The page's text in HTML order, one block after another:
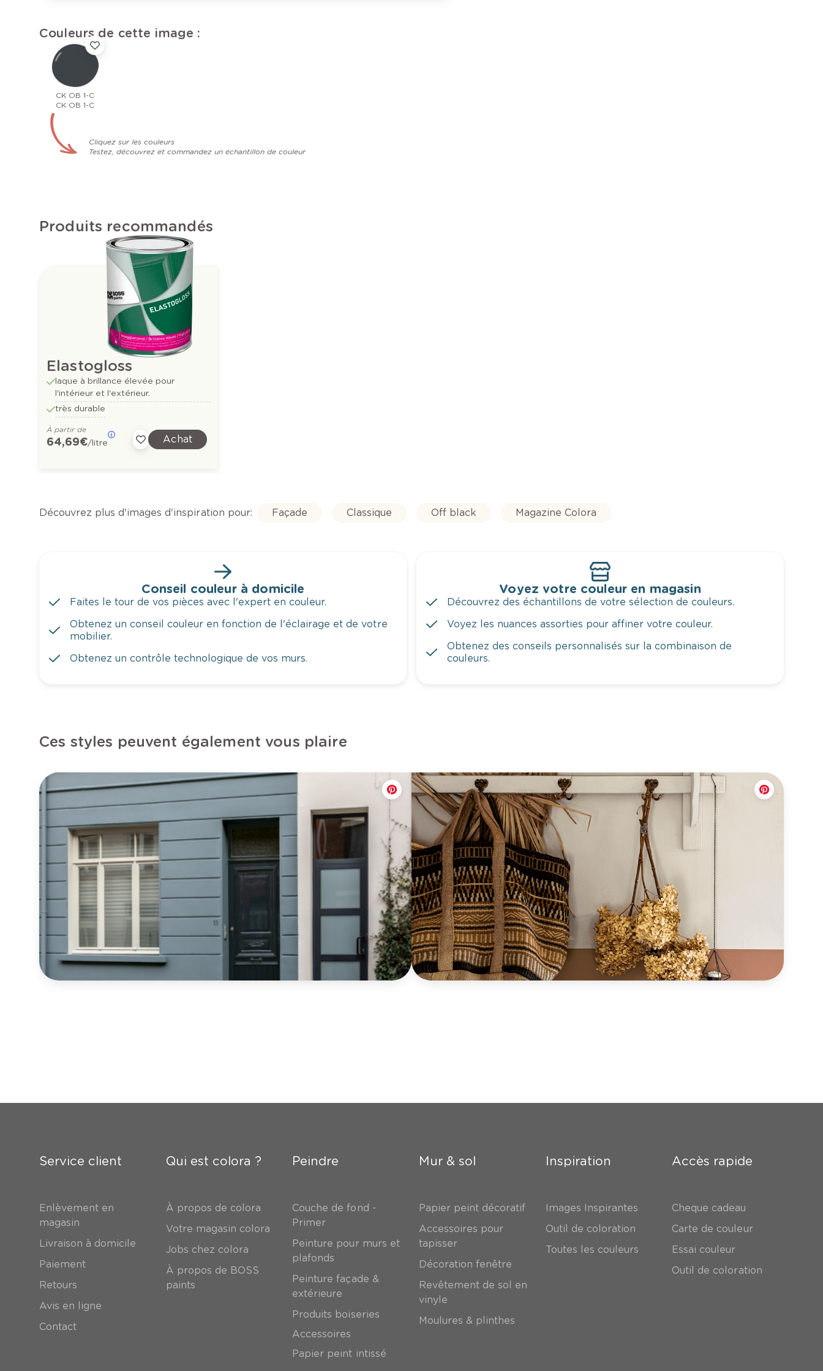
Couleurs de cette image :
CK OB 1-C
CK OB 1-C
Cliquez sur les couleurs
Testez, découvrez et commandez un échantillon de couleur
Produits recommandés
Elastogloss
laque à brillance élevée pour
l'intérieur et l'extérieur.
très durable
À partir de
64,69 €/litre Achat
Découvrez plus d'images d'inspiration pour: Façade Classique Off black Magazine Colora
Conseil couleur à domicile
Faites le tour de vos pièces avec l'expert en couleur.
Obtenez un conseil couleur en fonction de l'éclairage et de votre
mobilier.
Obtenez un contrôle technologique de vos murs.
Voyez votre couleur en magasin
Découvrez des échantillons de votre sélection de couleurs.
Voyez les nuances assorties pour affiner votre couleur.
Obtenez des conseils personnalisés sur la combinaison de
couleurs.
Ces styles peuvent également vous plaire
Service client
Enlèvement en
magasin
Livraison à domicile
Paiement
Retours
Avis en ligne
Contact
Qui est colora ?
À propos de colora
Votre magasin colora
Jobs chez colora
À propos de BOSS
paints
Peindre
Couche de fond -
Primer
Peinture pour murs et
plafonds
Peinture façade &
extérieure
Produits boiseries
Accessoires
Papier peint intissé
Mur & sol
Papier peint décoratif
Accessoires pour
tapisser
Décoration fenêtre
Revêtement de sol en
vinyle
Moulures & plinthes
Inspiration
Images Inspirantes
Outil de coloration
Toutes les couleurs
Accès rapide
Cheque cadeau
Carte de couleur
Essai couleur
Outil de coloration